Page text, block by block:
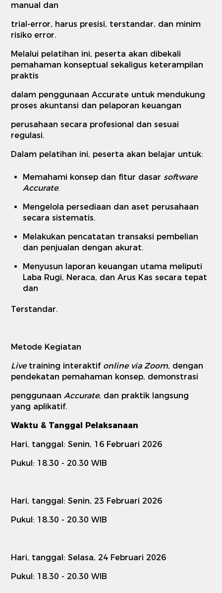
manual dan
trial-error, harus presisi, terstandar, dan minim
risiko error.
Melalui pelatihan ini, peserta akan dibekali
pemahaman konseptual sekaligus keterampilan
praktis
dalam penggunaan Accurate untuk mendukung
proses akuntansi dan pelaporan keuangan
perusahaan secara profesional dan sesuai
regulasi.
Dalam pelatihan ini, peserta akan belajar untuk:
Memahami konsep dan fitur dasarsoftware
Accurate.
Mengelola persediaan dan aset perusahaan
secara sistematis.
Melakukan pencatatan transaksi pembelian
dan penjualan dengan akurat.
Menyusun laporan keuangan utama meliputi
Laba Rugi, Neraca, dan Arus Kas secara tepat
dan
Terstandar.
Metode Kegiatan
Live training interaktif online via Zoom, dengan
pendekatan pemahaman konsep, demonstrasi
penggunaanAccurate, dan praktik langsung
yang aplikatif.
Waktu & Tanggal Pelaksanaan
Hari, tanggal: Senin, 16 Februari 2026
Pukul: 18.30 - 20.30 WIB
Hari, tanggal: Senin, 23 Februari 2026
Pukul: 18.30 - 20.30 WIB
Hari, tanggal: Selasa, 24 Februari 2026
Pukul: 18.30 - 20.30 WIB